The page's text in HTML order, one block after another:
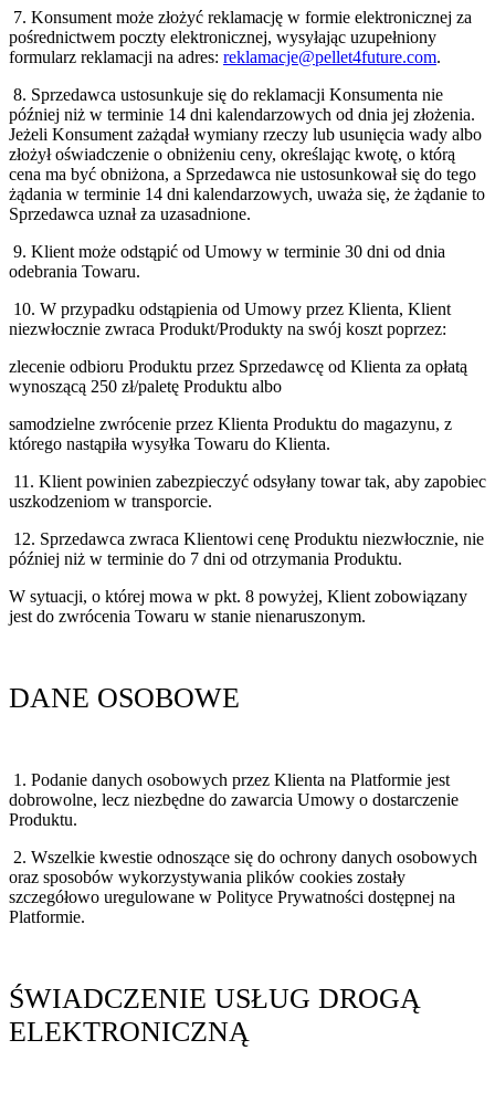
7. Konsument może złożyć reklamację w formie elektronicznej za
pośrednictwem poczty elektronicznej, wysyłając uzupełniony
formularz reklamacji na adres: reklamacje@pellet4future.com.
8. Sprzedawca ustosunkuje się do reklamacji Konsumenta nie
później niż w terminie 14 dni kalendarzowych od dnia jej złożenia.
Jeżeli Konsument zażądał wymiany rzeczy lub usunięcia wady albo
złożył oświadczenie o obniżeniu ceny, określając kwotę, o którą
cena ma być obniżona, a Sprzedawca nie ustosunkował się do tego
żądania w terminie 14 dni kalendarzowych, uważa się, że żądanie to
Sprzedawca uznał za uzasadnione.
9. Klient może odstąpić od Umowy w terminie 30 dni od dnia
odebrania Towaru.
10. W przypadku odstąpienia od Umowy przez Klienta, Klient
niezwłocznie zwraca Produkt/Produkty na swój koszt poprzez:
zlecenie odbioru Produktu przez Sprzedawcę od Klienta za opłatą
wynoszącą 250 zł/paletę Produktu albo
samodzielne zwrócenie przez Klienta Produktu do magazynu, z
którego nastąpiła wysyłka Towaru do Klienta.
11. Klient powinien zabezpieczyć odsyłany towar tak, aby zapobiec
uszkodzeniom w transporcie.
12. Sprzedawca zwraca Klientowi cenę Produktu niezwłocznie, nie
później niż w terminie do 7 dni od otrzymania Produktu.
W sytuacji, o której mowa w pkt. 8 powyżej, Klient zobowiązany
jest do zwrócenia Towaru w stanie nienaruszonym.
DANE OSOBOWE
1. Podanie danych osobowych przez Klienta na Platformie jest
dobrowolne, lecz niezbędne do zawarcia Umowy o dostarczenie
Produktu.
2. Wszelkie kwestie odnoszące się do ochrony danych osobowych
oraz sposobów wykorzystywania plików cookies zostały
szczegółowo uregulowane w Polityce Prywatności dostępnej na
Platformie.
ŚWIADCZENIE USŁUG DROGĄ
ELEKTRONICZNĄ